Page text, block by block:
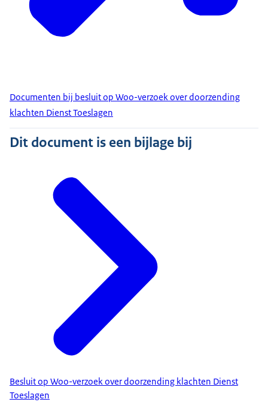
Documenten bij besluit op Woo-verzoek over doorzending
klachten Dienst Toeslagen
Dit document is een bijlage bij
Besluit op Woo-verzoek over doorzending klachten Dienst
Toeslagen